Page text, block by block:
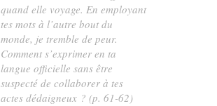
quand elle voyage. En employant
tes mots à l’autre bout du
monde, je tremble de peur.
Comment s’exprimer en ta
langue officielle sans être
suspecté de collaborer à tes
actes dédaigneux ? (p. 61-62)